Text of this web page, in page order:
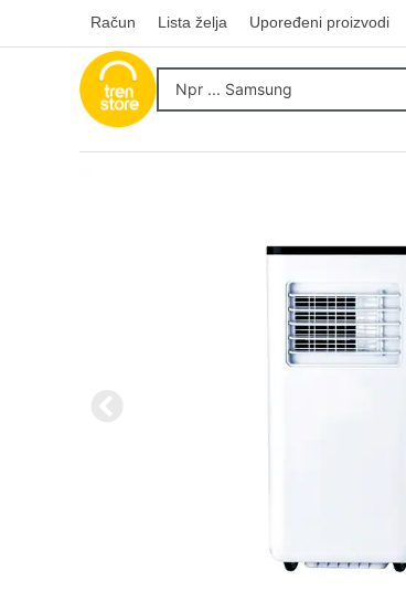
Račun Lista želja Upoređeni proizvodi